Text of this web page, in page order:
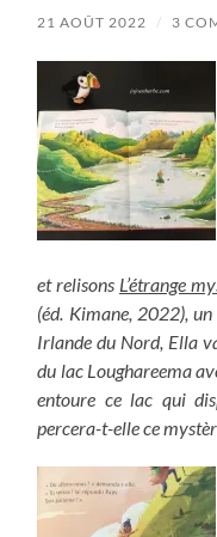
21 AOÛT 2022 / 3
et relisons L’étrange
(éd. Kimane, 2022),
Irlande du Nord, Ella
du lac Loughareema
entoure ce lac qui
percera-t-elle ce